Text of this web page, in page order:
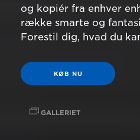
og kopiér fra enhver
række smarte og
Forestil dig, hvad du
KØB NU
GALLERIET